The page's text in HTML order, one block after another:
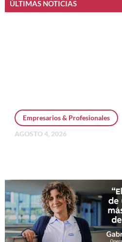
ÚLTIMAS NOTICIAS
Empresarios & Profesionales
AGOSTO 4, 2026